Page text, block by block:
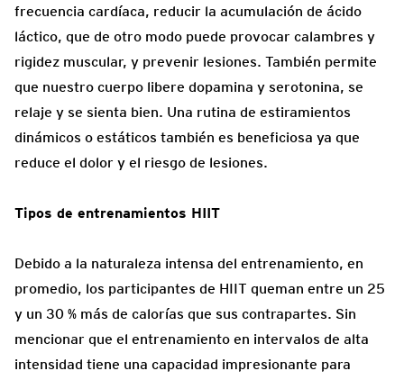
frecuencia cardíaca, reducir la acumulación de ácido
láctico, que de otro modo puede provocar calambres y
rigidez muscular, y prevenir lesiones. También permite
que nuestro cuerpo libere dopamina y serotonina, se
relaje y se sienta bien. Una rutina de estiramientos
dinámicos o estáticos también es beneficiosa ya que
reduce el dolor y el riesgo de lesiones.
Tipos de entrenamientos HIIT
Debido a la naturaleza intensa del entrenamiento, en
promedio, los participantes de HIIT queman entre un 25
y un 30 % más de calorías que sus contrapartes. Sin
mencionar que el entrenamiento en intervalos de alta
intensidad tiene una capacidad impresionante para